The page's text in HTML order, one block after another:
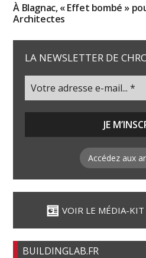
À Blagnac, « Effet bombé »
Architectes
LA NEWSLETTER DE
Accédez aux
VOIR LE MÉDIA-
BUILDINGLAB.FR